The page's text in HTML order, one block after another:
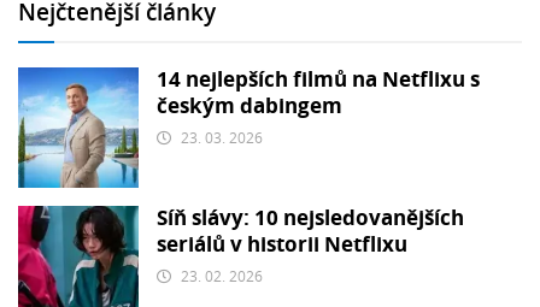
Nejčtenější články
14 nejlepších filmů na Netflixu s
českým dabingem
23. 03. 2026
Síň slávy: 10 nejsledovanějších
seriálů v historii Netflixu
23. 02. 2026